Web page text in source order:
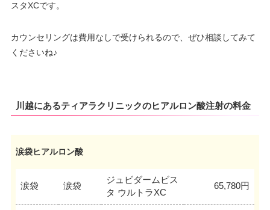
スタXCです。
カウンセリングは費用なしで受けられるので、ぜひ相談してみて
くださいね♪
川越にあるティアラクリニックのヒアルロン酸注射の料金
涙袋ヒアルロン酸
涙袋 涙袋
ジュビダームビス
タ ウルトラXC
65,780円